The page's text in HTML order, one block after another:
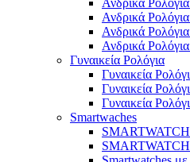
Ανδρικά
Ανδρικά
Ανδρικά
Ανδρικά
Γυναικεία Ρολόγια
Γυναικεία
Γυναικεία
Γυναικεία
Smartwaches